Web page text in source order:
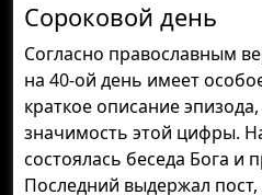
Сороковой день
Согласно православным
на 40-ой день имеет
краткое описание
значимость этой цифры.
состоялась беседа Бога и
Последний выдержал